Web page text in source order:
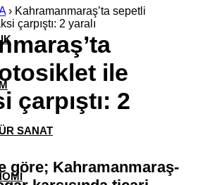
SANAT
› Kahramanmaraş’ta sepetli
çarpıştı: 2 yaralı
ile
çarpıştı: 2
göre; Kahramanmaraş-